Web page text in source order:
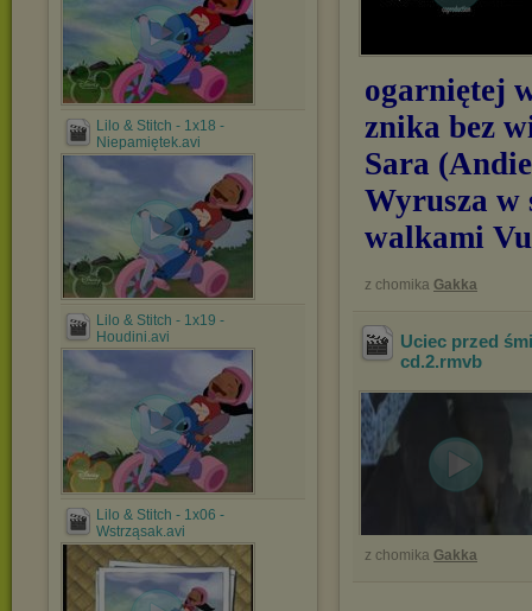
Lilo & Stitch - 1x18 -
Niepamiętek.avi
Lilo & Stitch - 1x19 -
Houdini.avi
Lilo & Stitch - 1x06 -
Wstrząsak.avi
ogarniętej
znika bez
Sara
Wyrusza w
walkami
z chomika Gakka
Uciec przed
cd.2.rmvb
z chomika Gakka